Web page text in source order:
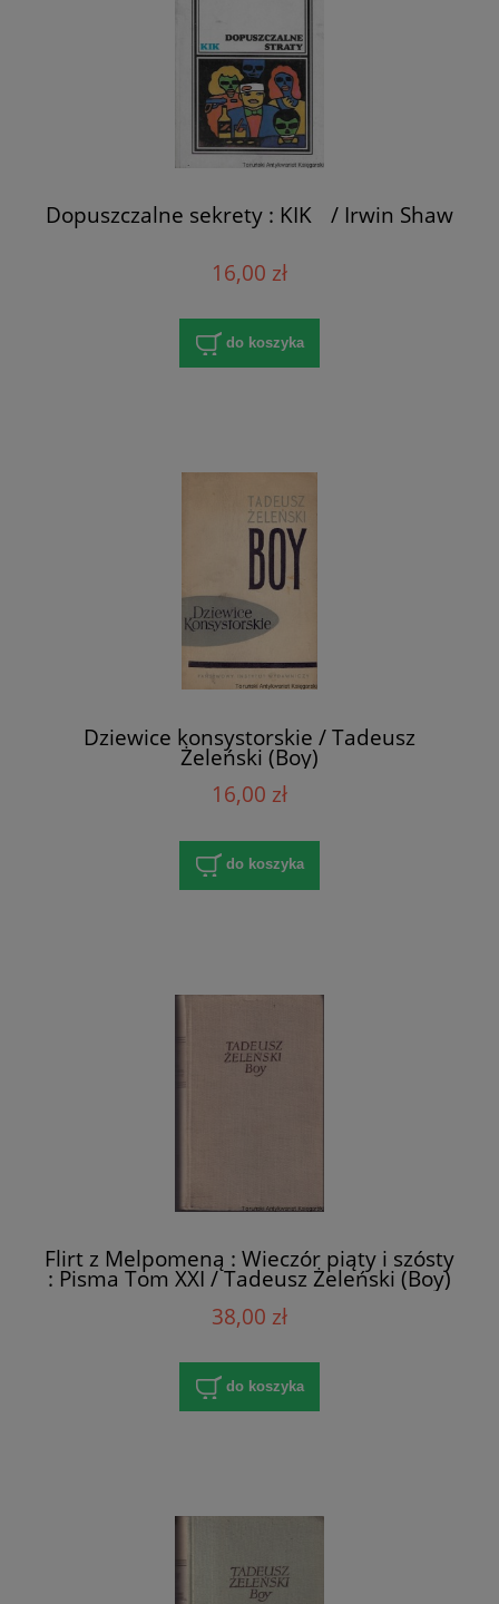
Dopuszczalne sekrety : KIK / Irwin Shaw
16,00 zł
do koszyka
Dziewice konsystorskie / Tadeusz
Żeleński (Boy)
16,00 zł
do koszyka
Flirt z Melpomeną : Wieczór piąty i szósty
: Pisma Tom XXI / Tadeusz Żeleński (Boy)
38,00 zł
do koszyka